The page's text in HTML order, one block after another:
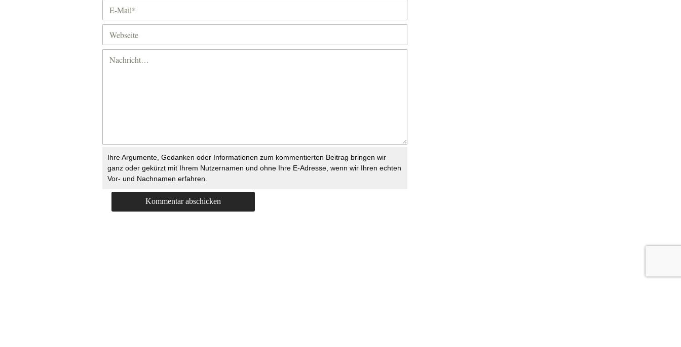
Ihre Argumente, Gedanken oder Informationen zum kommentierten Beitrag bringen wir
ganz oder gekürzt mit Ihrem Nutzernamen und ohne Ihre E-Adresse, wenn wir Ihren echten
Vor- und Nachnamen erfahren.